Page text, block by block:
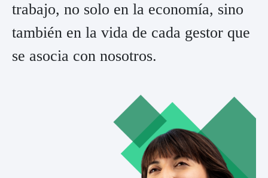
trabajo, no solo en la economía, sino
también en la vida de cada gestor que
se asocia con nosotros.